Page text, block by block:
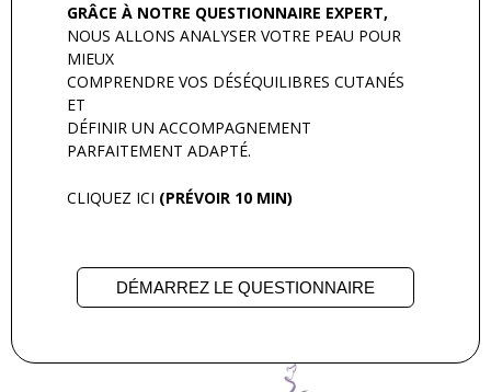
GRÂCE À NOTRE QUESTIONNAIRE EXPERT,
NOUS ALLONS ANALYSER VOTRE PEAU POUR
MIEUX
COMPRENDRE VOS DÉSÉQUILIBRES CUTANÉS
ET
DÉFINIR UN ACCOMPAGNEMENT
PARFAITEMENT ADAPTÉ.
CLIQUEZ ICI (PRÉVOIR 10 MIN)
DÉMARREZ LE QUESTIONNAIRE